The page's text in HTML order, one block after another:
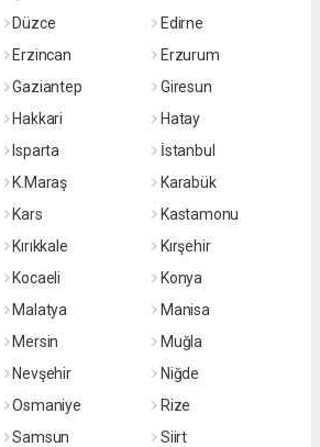
Düzce
Edirne
Erzincan
Erzurum
Gaziantep
Giresun
Hakkari
Hatay
Isparta
İstanbul
K.Maraş
Karabük
Kars
Kastamonu
Kırıkkale
Kırşehir
Kocaeli
Konya
Malatya
Manisa
Mersin
Muğla
Nevşehir
Niğde
Osmaniye
Rize
Samsun Siirt